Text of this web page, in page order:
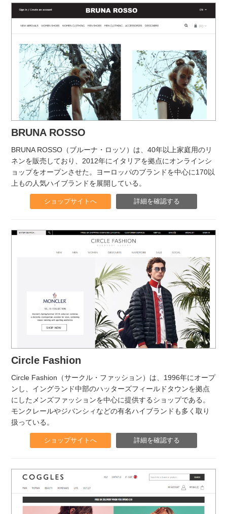
BRUNA ROSSO
BRUNA ROSSO（ブルーナ・ロッソ）は、40年以上家庭用のリ
ネンを販売しており、2012年にイタリアを拠点にオンラインシ
ョップをオープンさせた。ヨーロッパのブランドを中心に170以
上もの人気ハイブランドを展開している。
ショップサイトへ 詳細を確認する
Circle Fashion
Circle Fashion（サークル・ファッション）は、1996年にオープ
ンし、イングランド中部のハッターズフィールドタウンを拠点
にしたメンズファッションを中心に提供するショップである。
モンクレールやジバンシィなどの有名ハイブランドも多く取り
扱っている。
ショップサイトへ 詳細を確認する